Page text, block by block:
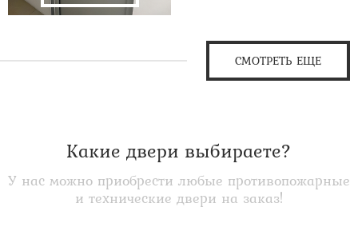
СМОТРЕТЬ ЕЩЕ
Какие двери выбираете?
У нас можно приобрести любые противопожарные
и технические двери на заказ!